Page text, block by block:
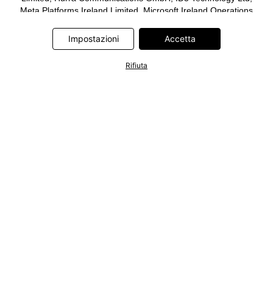
Meta Platforms Ireland Limited, Microsoft Ireland Operations
Information Technologies UK Limited. Ulteriori informazioni sul
trattamento dei dati da parte di questi partner sono disponibili
accessibile anche tramite un link nel banner.
Impostazioni Accetta
Rifiuta